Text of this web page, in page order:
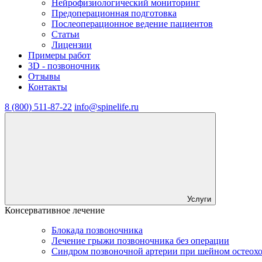
Нейрофизиологический мониторинг
Предоперационная подготовка
Послеоперационное ведение пациентов
Статьи
Лицензии
Примеры работ
3D - позвоночник
Отзывы
Контакты
8 (800) 511-87-22 info@spinelife.ru
Услуги
Консервативное лечение
Блокада позвоночника
Лечение грыжи позвоночника без операции
Синдром позвоночной артерии при шейном